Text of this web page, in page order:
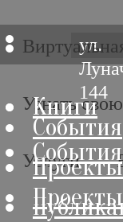
Узнать
Услуги
ул.
144
Книги
События
Проекты
Книги
События
Проекты